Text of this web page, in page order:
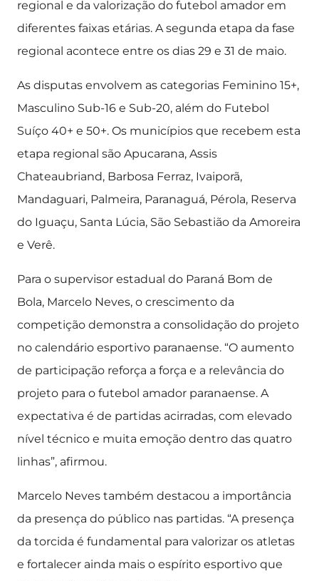
regional e da valorização do futebol amador em
diferentes faixas etárias. A segunda etapa da fase
regional acontece entre os dias 29 e 31 de maio.
As disputas envolvem as categorias Feminino 15+,
Masculino Sub-16 e Sub-20, além do Futebol
Suíço 40+ e 50+. Os municípios que recebem esta
etapa regional são Apucarana, Assis
Chateaubriand, Barbosa Ferraz, Ivaiporã,
Mandaguari, Palmeira, Paranaguá, Pérola, Reserva
do Iguaçu, Santa Lúcia, São Sebastião da Amoreira
e Verê.
Para o supervisor estadual do Paraná Bom de
Bola, Marcelo Neves, o crescimento da
competição demonstra a consolidação do projeto
no calendário esportivo paranaense. “O aumento
de participação reforça a força e a relevância do
projeto para o futebol amador paranaense. A
expectativa é de partidas acirradas, com elevado
nível técnico e muita emoção dentro das quatro
linhas”, afirmou.
Marcelo Neves também destacou a importância
da presença do público nas partidas. “A presença
da torcida é fundamental para valorizar os atletas
e fortalecer ainda mais o espírito esportivo que